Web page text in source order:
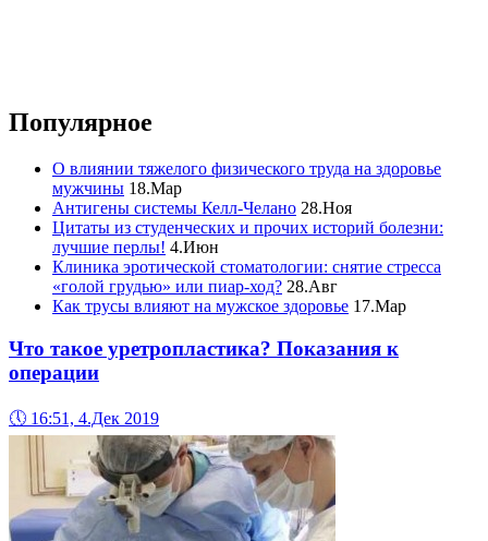
Популярное
О влиянии тяжелого физического труда на здоровье
мужчины 18.Мар
Антигены системы Келл-Челано 28.Ноя
Цитаты из студенческих и прочих историй болезни:
лучшие перлы! 4.Июн
Клиника эротической стоматологии: снятие стресса
«голой грудью» или пиар-ход? 28.Авг
Как трусы влияют на мужское здоровье 17.Мар
Что такое уретропластика? Показания к
операции
🕔 16:51, 4.Дек 2019